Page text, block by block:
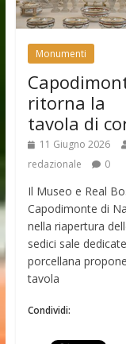
Monumenti
ritorna la
tavola di
11 Giugno 2026
redazionale
0
Il Museo e Real
Capodimonte di
nella riapertura
sedici sale
porcellana
tavola
Condividi: